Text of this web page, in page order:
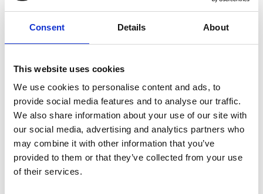
Consent Details About
This website uses cookies
We use cookies to personalise content and ads, to
provide social media features and to analyse our traffic.
We also share information about your use of our site with
our social media, advertising and analytics partners who
may combine it with other information that you’ve
provided to them or that they’ve collected from your use
of their services.